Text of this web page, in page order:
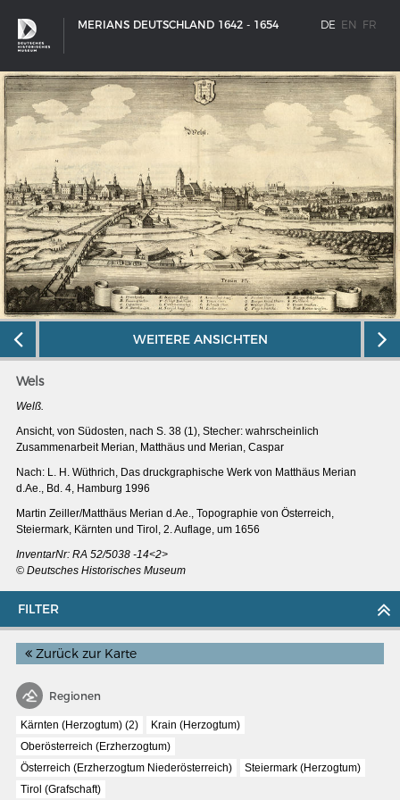
MERIANS DEUTSCHLAND 1642 - 1654 DE EN FR
Entwicklungen im europäischen Schiffbau
MERIANS DEUTSCHLAND 1642 - 1654
Bildergalerie Topographia Germaniae
Impressum
FILTER
Zurück zur Karte
Regionen
Kärnten (Herzogtum) (2)
Krain (Herzogtum)
Oberösterreich (Erzherzogtum)
Österreich (Erzherzogtum Niederösterreich)
Steiermark (Herzogtum)
Tirol (Grafschaft)
WEITERE ANSICHTEN
Wels
Welß.
Ansicht, von Südosten, nach S. 38 (1), Stecher: wahrscheinlich
Zusammenarbeit Merian, Matthäus und Merian, Caspar
Nach: L. H. Wüthrich, Das druckgraphische Werk von Matthäus Merian
d.Ae., Bd. 4, Hamburg 1996
Martin Zeiller/Matthäus Merian d.Ae., Topographie von Österreich,
Steiermark, Kärnten und Tirol, 2. Auflage, um 1656
InventarNr: RA 52/5038 -14<2>
© Deutsches Historisches Museum